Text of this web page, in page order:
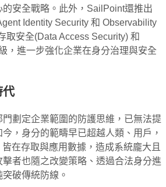
安全戰略。此外，SailPoint還推出
Identity Security 和 Observability
取安全(Data Access Security) 和
，進一步強化企業在身分治理與安全
代
劃定企業範圍的防護思維，已無法提
，身分的範疇早已超越人類、用戶，
在存取與應用數據，造成系統龐大且
者也隨之改變策略、透過合法身分進
破傳統防線。